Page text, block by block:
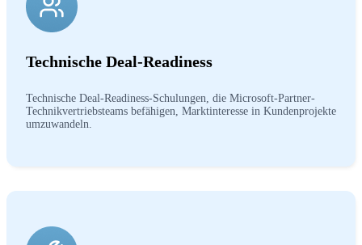
Technische Deal-Readiness
Technische Deal-Readiness-Schulungen, die Microsoft-Partner-
Technikvertriebsteams befähigen, Marktinteresse in Kundenprojekte
umzuwandeln.